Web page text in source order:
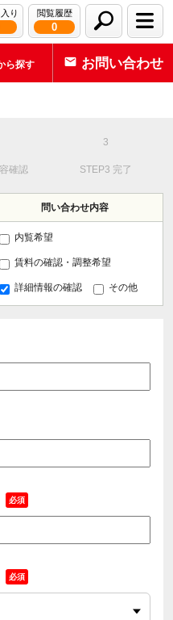
り 閲覧履歴
0
ら探す お問い合わせ
確認 STEP3 完了
問い合わせ内容
内覧希望
賃料の確認・調整希望
詳細情報の確認 その他
必須
必須